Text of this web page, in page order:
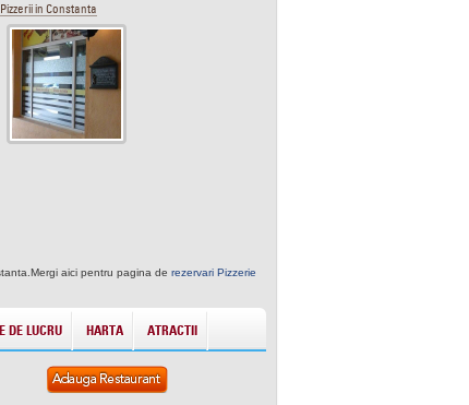
Pizzerii in Constanta
aici pentru pagina de rezervari Pizzerie
DE LUCRU HARTA ATRACTII